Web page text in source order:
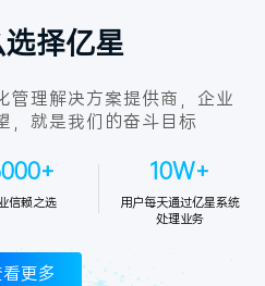
择亿星
管理解决方案提供商，企业
，就是我们的奋斗目标
信赖之选
10W+
用户每天通过亿星系统
处理业务
更多